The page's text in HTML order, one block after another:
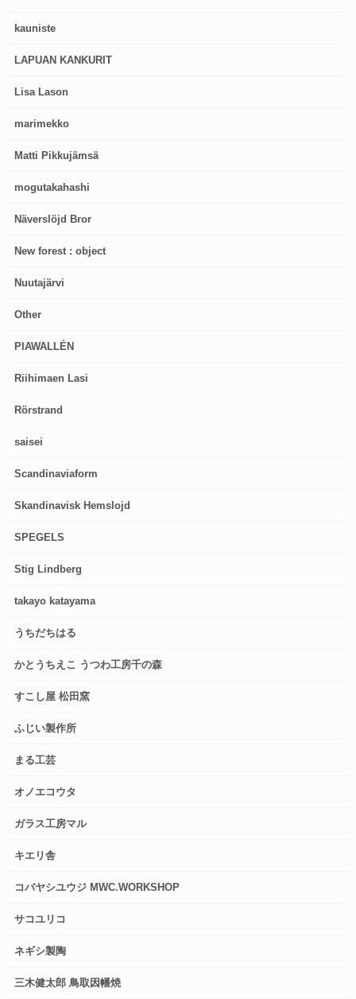
kauniste
LAPUAN KANKURIT
Lisa Lason
marimekko
Matti Pikkujämsä
mogutakahashi
Näverslöjd Bror
New forest : object
Nuutajärvi
Other
PIAWALLÉN
Riihimaen Lasi
Rörstrand
saisei
Scandinaviaform
Skandinavisk Hemslojd
SPEGELS
Stig Lindberg
takayo katayama
うちだちはる
かとうちえこ うつわ工房千の森
すこし屋 松田窯
ふじい製作所
まる工芸
オノエコウタ
ガラス工房マル
キエリ舎
コバヤシユウジ MWC.WORKSHOP
サコユリコ
ネギシ製陶
三木健太郎 鳥取因幡焼